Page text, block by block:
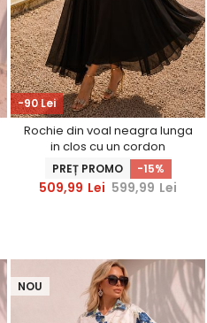
-90 Lei
Rochie din voal neagra lunga
in clos cu un cordon
accesorizat- StarShinerS
PREȚ PROMO -15%
509,99 Lei 599,99 Lei
NOU